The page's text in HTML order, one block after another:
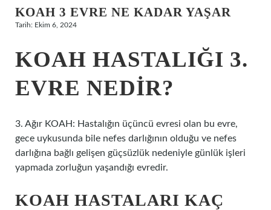
Hakkımızda
KOAH 3 EVRE NE KADAR YAŞAR
Tarih: Ekim 6, 2024
KOAH HASTALIĞI 3.
EVRE NEDIR?
3. Ağır KOAH: Hastalığın üçüncü evresi olan bu evre,
gece uykusunda bile nefes darlığının olduğu ve nefes
darlığına bağlı gelişen güçsüzlük nedeniyle günlük işleri
yapmada zorluğun yaşandığı evredir.
KOAH HASTALARI KAÇ